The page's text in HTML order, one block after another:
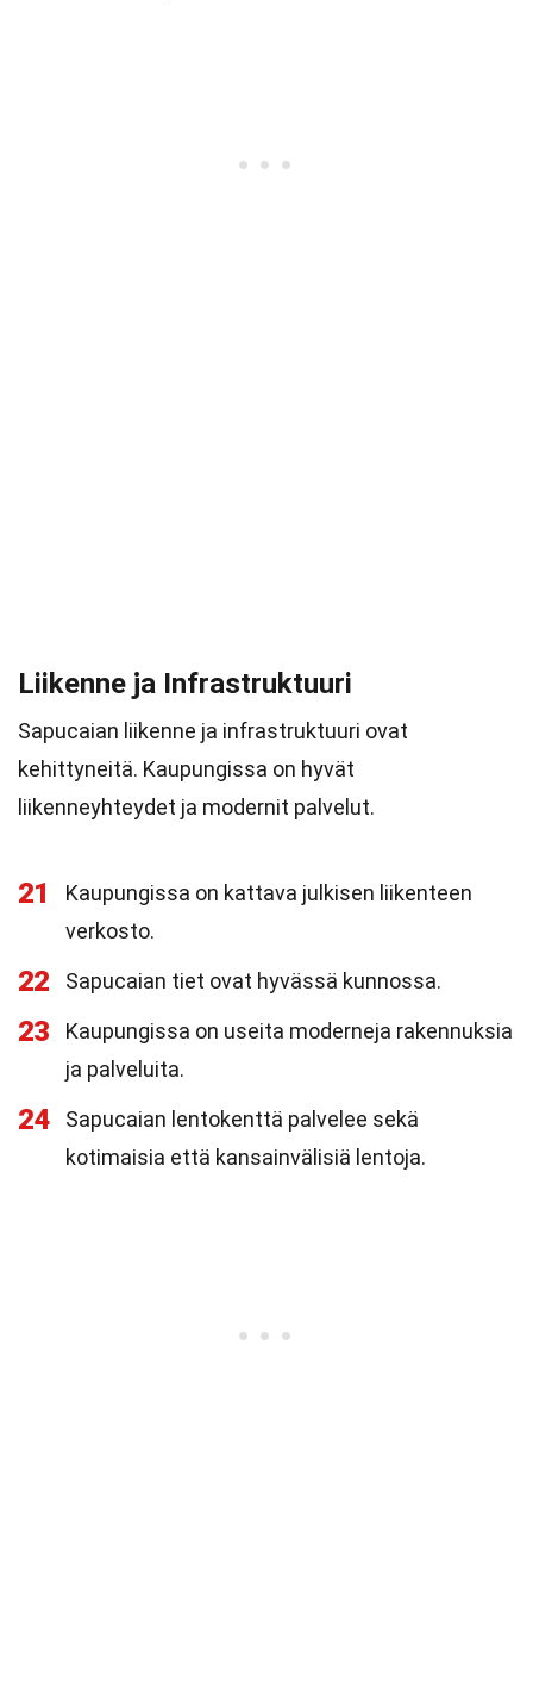
Liikenne ja Infrastruktuuri
Sapucaian liikenne ja infrastruktuuri ovat
kehittyneitä. Kaupungissa on hyvät
liikenneyhteydet ja modernit palvelut.
21
Kaupungissa on kattava julkisen liikenteen
verkosto.
22 Sapucaian tiet ovat hyvässä kunnossa.
23
Kaupungissa on useita moderneja rakennuksia
ja palveluita.
24
Sapucaian lentokenttä palvelee sekä
kotimaisia että kansainvälisiä lentoja.